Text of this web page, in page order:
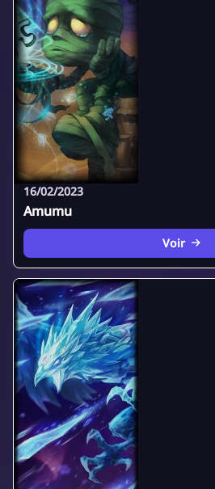
16/02/2023
Amumu
Voir